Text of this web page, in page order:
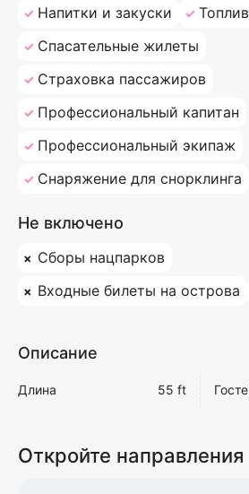
Напитки и закуски
Спасательные жилеты
Страховка пассажиров
Профессиональный капитан
Профессиональный экипаж
Снаряжение для снорклинга
Не включено
Сборы нацпарков
Входные билеты на острова
Описание
Длина 55 ft
Откройте направления